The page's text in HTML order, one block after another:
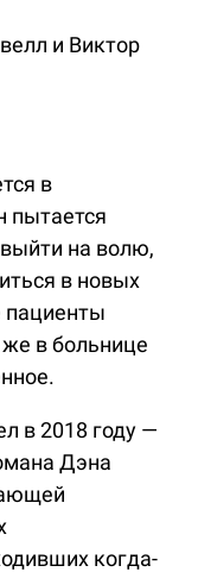
и Виктор
в
пытается
на волю,
в новых
пациенты
в больнице
в 2018 году —
Дэна
когда-